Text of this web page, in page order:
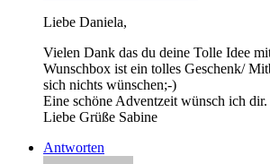
Liebe Daniela,
Vielen Dank das du deine Tolle Idee
Wunschbox ist ein tolles Geschenk/
sich nichts wünschen;-)
Eine schöne Adventzeit wünsch ich dir.
Liebe Grüße Sabine
Antworten